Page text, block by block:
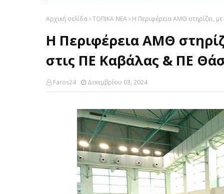
Αρχική σελίδα ΤΟΠΙΚΑ ΝΕΑ Η Περιφέρεια ΑΜΘ στηρίζει,
Η Περιφέρεια ΑΜΘ
στις ΠΕ Καβάλας & ΠΕ
Faros24 Δεκεμβρίου 03, 2024